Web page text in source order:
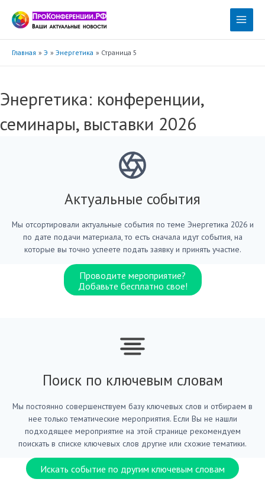
содержимому
Main
Главная Э Энергетика Страница 5
Энергетика: конференции,
семинары, выставки 2026
Актуальные события
Мы отсортировали актуальные события по теме Энергетика 2026 и
по дате подачи материала, то есть сначала идут события, на
которые вы точно успеете подать заявку и принять участие.
Проводите мероприятие?
Добавьте бесплатно свое!
Поиск по ключевым словам
Мы постоянно совершенствуем базу ключевых слов и отбираем в
нее только тематические мероприятия. Если Вы не нашли
подходящее мероприятие на этой странице рекомендуем
поискать в списке ключевых слов другие или схожие тематики.
Искать событие по другим ключевым словам